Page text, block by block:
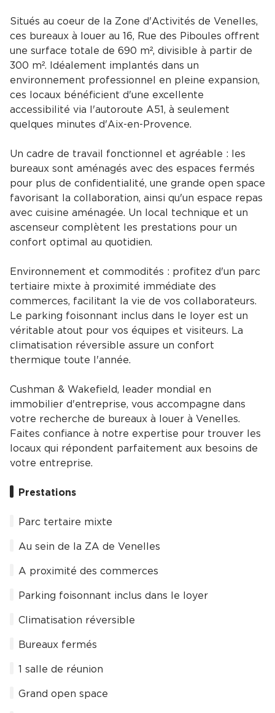
Situés au coeur de la Zone d'Activités de Venelles,
ces bureaux à louer au 16, Rue des Piboules offrent
une surface totale de 690 m², divisible à partir de
300 m². Idéalement implantés dans un
environnement professionnel en pleine expansion,
ces locaux bénéficient d'une excellente
accessibilité via l'autoroute A51, à seulement
quelques minutes d'Aix-en-Provence.
Un cadre de travail fonctionnel et agréable : les
bureaux sont aménagés avec des espaces fermés
pour plus de confidentialité, une grande open space
favorisant la collaboration, ainsi qu'un espace repas
avec cuisine aménagée. Un local technique et un
ascenseur complètent les prestations pour un
confort optimal au quotidien.
Environnement et commodités : profitez d'un parc
tertiaire mixte à proximité immédiate des
commerces, facilitant la vie de vos collaborateurs.
Le parking foisonnant inclus dans le loyer est un
véritable atout pour vos équipes et visiteurs. La
climatisation réversible assure un confort
thermique toute l'année.
Cushman & Wakefield, leader mondial en
immobilier d'entreprise, vous accompagne dans
votre recherche de bureaux à louer à Venelles.
Faites confiance à notre expertise pour trouver les
locaux qui répondent parfaitement aux besoins de
votre entreprise.
Prestations
Parc tertaire mixte
Au sein de la ZA de Venelles
A proximité des commerces
Parking foisonnant inclus dans le loyer
Climatisation réversible
Bureaux fermés
1 salle de réunion
Grand open space